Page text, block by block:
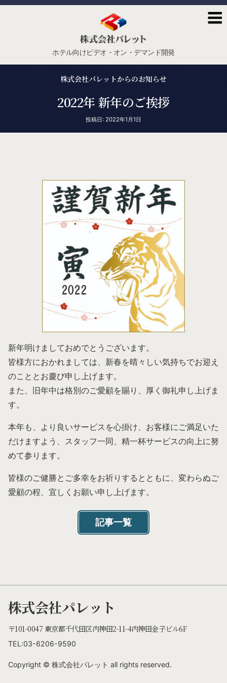
社
ッ
ホテル向けビデオ・オン・デマンド開発
株式会社パレットからのお知らせ
2022年 新年のご挨拶
投
投稿日: 2022年1月1日
新年明けましておめでとうございます。
皆様方におかれましては、新春を晴々しい気持ちでお迎え
のこととお慶び申し上げます。
また、旧年中は格別のご愛顧を賜り、厚く御礼申し上げま
す。
本年も、より良いサービスを心掛け、お客様にご満足いた
だけますよう、スタッフ一同、精一杯サービスの向上に努
めて参ります。
皆様のご健勝とご多幸をお祈りするとともに、変わらぬご
愛顧の程、宜しくお願い申し上げます。
記事一覧
株式会社パレット
〒101-0047 東京都千代田区内神田2-11-4内神田金子ビル6F
TEL:03-6206-9590
Copyright © 株式会社パレット all rights reserved.